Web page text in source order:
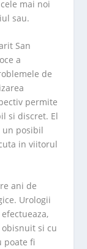
mai noi
sau.
San
a
de
permite
si discret. El
un posibil
in viitorul
ani de
Urologii
si cu
poate fi